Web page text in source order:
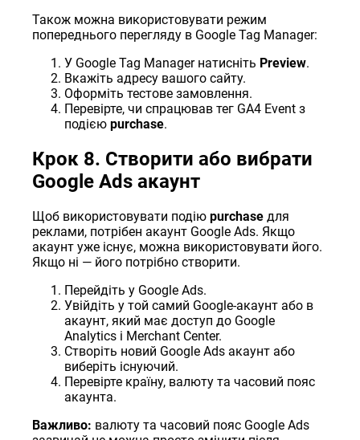
Також можна використовувати режим
попереднього перегляду в Google Tag Manager:
У Google Tag Manager натисніть Preview.
Вкажіть адресу вашого сайту.
Оформіть тестове замовлення.
Перевірте, чи спрацював тег GA4 Event з
подієюpurchase.
Крок 8. Створити або вибрати
Google Ads акаунт
Щоб використовувати подіюpurchase для
реклами, потрібен акаунт Google Ads. Якщо
акаунт уже існує, можна використовувати його.
Якщо ні — його потрібно створити.
Перейдіть у Google Ads.
Увійдіть у той самий Google-акаунт або в
акаунт, який має доступ до Google
Analytics і Merchant Center.
Створіть новий Google Ads акаунт або
виберіть існуючий.
Перевірте країну, валюту та часовий пояс
акаунта.
Важливо: валюту та часовий пояс Google Ads